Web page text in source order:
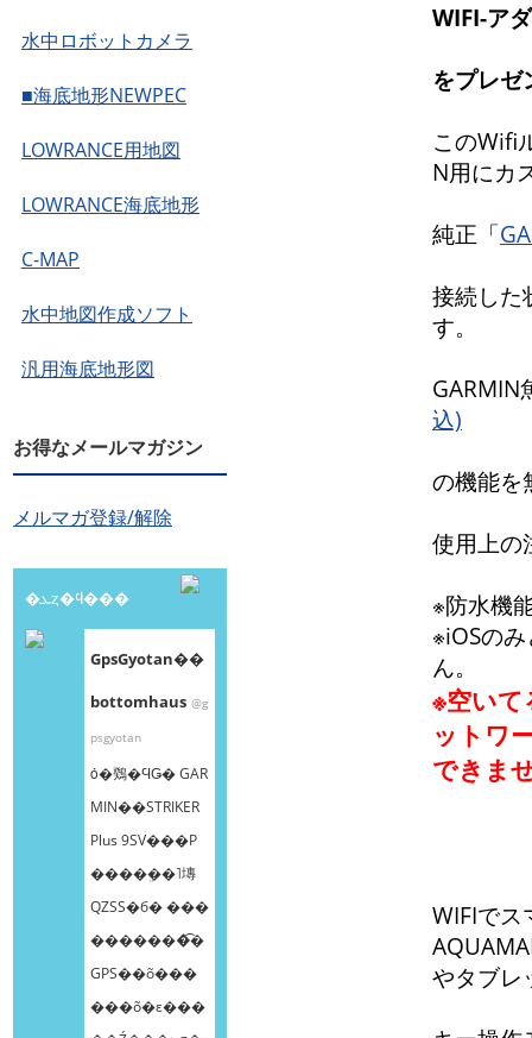
水中ロボットカメラ
■海底地形NEWPEC
LOWRANCE用地図
LOWRANCE海底地形
C-MAP
水中地図作成ソフト
汎用海底地形図
お得なメールマガジン
メルマガ登録/解除
�ܥȥ�ϥ���
GpsGyotan��
bottomhaus @g
psgyotan
ȯ�䳫�ϤǤ� GAR
MIN��STRIKER
Plus 9SV���Ρ
����ܸ��˥塼
QZSS�б� ���
�������͡�
GPS��õ���
���õ�ε���
WIFI-ア
をプレゼ
このWifi
N用にカ
純正「
接続した
す。
込)
の機能を
使用上の
※防水機
※iOSの
ん。
※空い
ットワ
できま
WIFIで
やタブ